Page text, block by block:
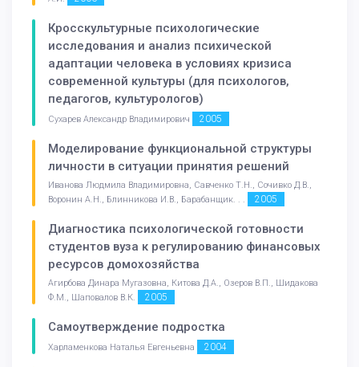
Кросскультурные психологические
исследования и анализ психической
адаптации человека в условиях кризиса
современной культуры (для психологов,
педагогов, культурологов)
Сухарев Александр Владимирович 2005
Моделирование функциональной структуры
личности в ситуации принятия решений
Иванова Людмила Владимировна, Савченко Т.Н., Сочивко Д.В.,
Воронин А.Н., Блинникова И.В., Барабанщик. . .
2005
Диагностика психологической готовности
студентов вуза к регулированию финансовых
ресурсов домохозяйства
Агирбова Динара Мугазовна, Китова Д.А., Озеров В.П., Шидакова
Ф.М., Шаповалов В.К.
2005
Самоутверждение подростка
Харламенкова Наталья Евгеньевна 2004